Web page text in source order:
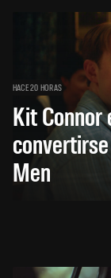
HACE 20 HORAS
Kit Connor
Men